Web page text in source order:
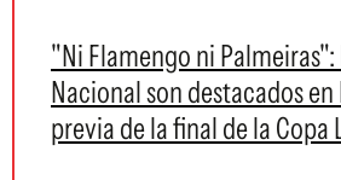
"Ni Flamengo ni
Nacional son destacados en
previa de la final de la Copa